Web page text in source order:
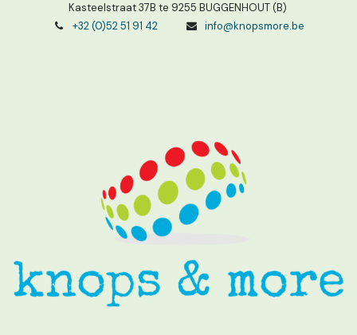
Kasteelstraat 37B te 9255 BUGGENHOUT (B)
+32 (0)52 51 91 42
info@knopsmore.be